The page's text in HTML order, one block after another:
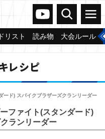
ヴァンガードch
検索 メニュー
リスト 読み物 大会ルール
レシピ
ード) スパイクブラザーズクランリーダー
ファイト(スタンダード)
ランリーダー